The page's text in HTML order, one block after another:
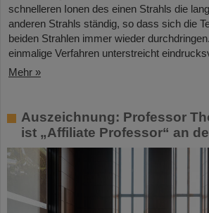
schnelleren Ionen des einen Strahls die
anderen Strahls ständig, so dass sich die
beiden Strahlen immer wieder
einmalige Verfahren unterstreicht
Mehr »
Auszeichnung: Professor
ist „Affiliate Professor“ an